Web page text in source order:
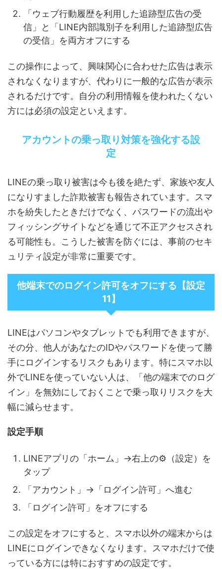
「ウェブ行動履歴を利用した追跡型広告の受
信」と「LINE内部識別子を利用した追跡型広告
の受信」を両方オフにする
この操作によって、興味関心に合わせた広告は表示
されなくなりますが、代わりに一般的な広告が表示
されるだけです。自分の利用情報を使われたくない
方には必須の設定といえます。
アカウントの乗っ取り対策を強化する設
定
LINEの乗っ取り被害は今も後を絶たず、家族や友人
になりすました詐欺被害も報告されています。スマ
ホを紛失したときだけでなく、パスワードの流出や
フィッシングサイトなどを通じて不正アクセスされ
る可能性も。こうした被害を防ぐには、事前のセキ
ュリティ設定が非常に重要です。
他端末でのログイン許可をオフにする【設定
11】
LINEはパソコンやタブレットでも利用できますが、
その分、他人があなたのIDやパスワードを使って勝
手にログインするリスクもあります。特にスマホ以
外でLINEを使っていない人は、「他の端末でのログ
イン」を無効にしておくことで乗っ取りリスクを大
幅に減らせます。
設定手順
LINEアプリの「ホーム」→右上の⚙（設定）を
タップ
「アカウント」→「ログイン許可」へ進む
「ログイン許可」をオフにする
この設定をオフにすると、スマホ以外の端末からは
LINEにログインできなくなります。スマホだけで使
っている方には特におすすめの設定です。